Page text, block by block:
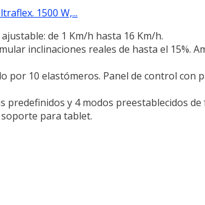
1500 W,...
de 1 Km/h hasta 16 Km/h.
inclinaciones reales de hasta el 15%.
por 10 elastómeros. Panel de control con
y 4 modos preestablecidos de
soporte para tablet.